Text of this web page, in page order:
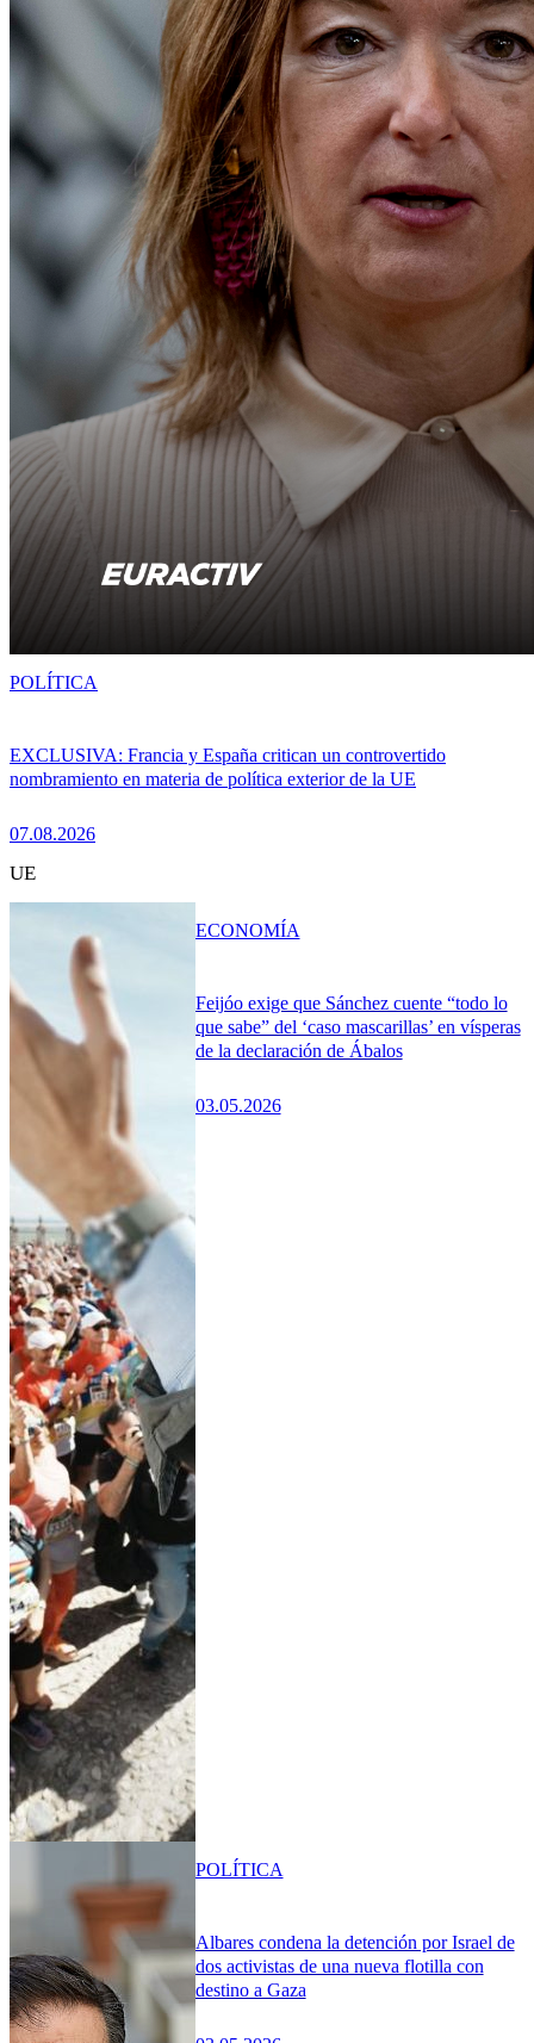
EXCLUSIVA: Francia y España critican un controvertido
nombramiento en materia de política exterior de la UE
07.08.2026
POLÍTICA
UE
Feijóo exige que Sánchez cuente “todo lo
que sabe” del ‘caso mascarillas’ en vísperas
de la declaración de Ábalos
03.05.2026
ECONOMÍA
Albares condena la detención por Israel de
dos activistas de una nueva flotilla con
destino a Gaza
POLÍTICA